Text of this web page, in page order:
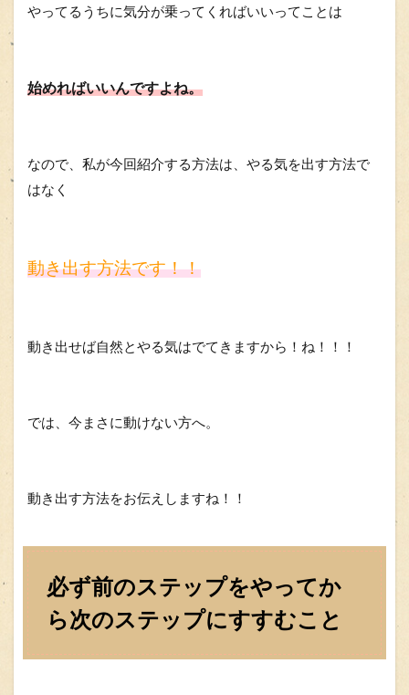
やってるうちに気分が乗ってくればいいってことは
始めればいいんですよね。
なので、私が今回紹介する方法は、やる気を出す方法で
はなく
動き出す方法です！！
動き出せば自然とやる気はでてきますから！ね！！！
では、今まさに動けない方へ。
動き出す方法をお伝えしますね！！
必ず前のステップをやってか
ら次のステップにすすむこと